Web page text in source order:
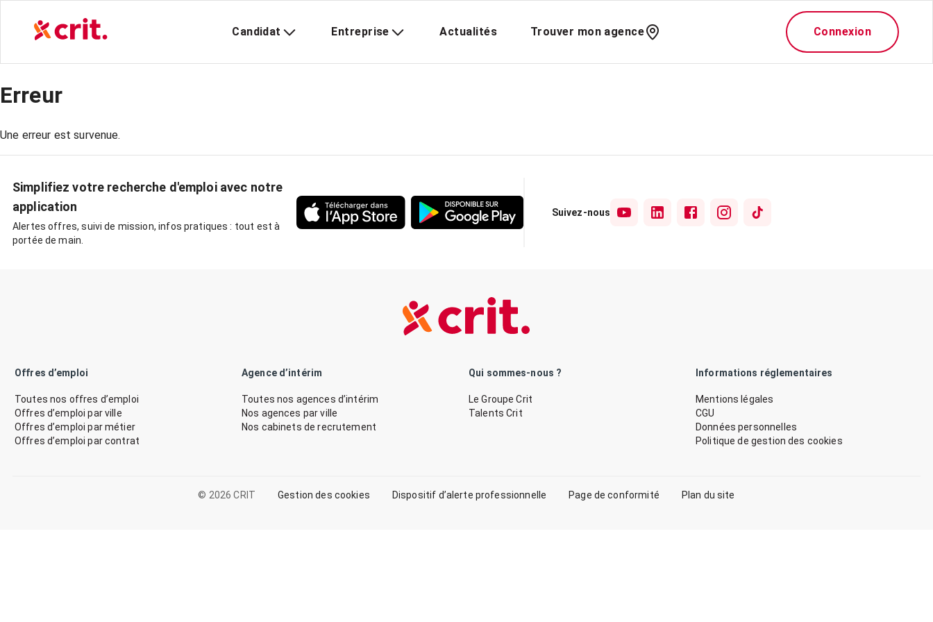
Candidat Entreprise Actualités Trouver mon agence Connexion
Erreur
Une erreur est survenue.
Simplifiez votre recherche d'emploi avec notre
application
Alertes offres, suivi de mission, infos pratiques : tout est à
portée de main.
Suivez-nous
Offres d’emploi
Toutes nos offres d’emploi
Offres d’emploi par ville
Offres d’emploi par métier
Offres d’emploi par contrat
Agence d’intérim
Toutes nos agences d’intérim
Nos agences par ville
Nos cabinets de recrutement
Qui sommes-nous ?
Le Groupe Crit
Talents Crit
Informations réglementaires
Mentions légales
CGU
Données personnelles
Politique de gestion des cookies
© 2026 CRIT Gestion des cookies Dispositif d’alerte professionnelle Page de conformité Plan du site